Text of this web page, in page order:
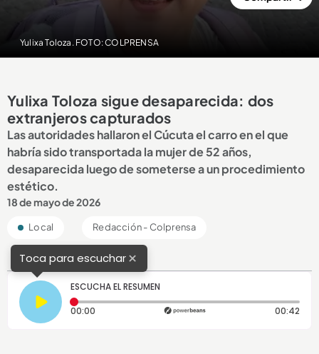
Yulixa Toloza. FOTO: COLPRENSA
Yulixa Toloza sigue desaparecida: dos
extranjeros capturados
Las autoridades hallaron el Cúcuta el carro en el que
habría sido transportada la mujer de 52 años,
desaparecida luego de someterse a un procedimiento
estético.
18 de mayo de 2026
Local Redacción - Colprensa
Toca para escuchar×
ESCUCHA EL RESUMEN
00:00 Tiempo transcurrido: 0 segundos 00:42